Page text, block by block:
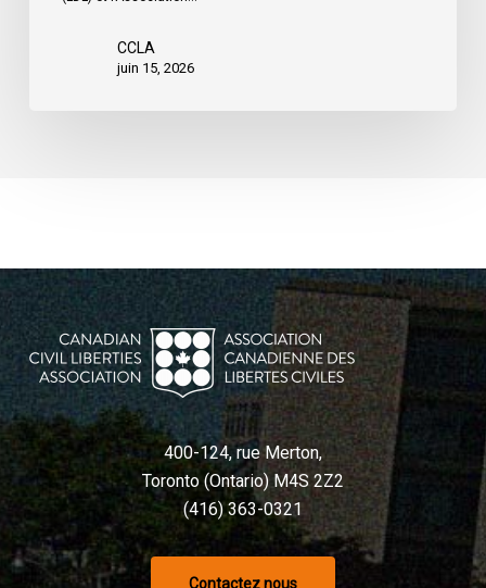
CCLA
juin 15, 2026
400-124, rue Merton,
Toronto (Ontario) M4S 2Z2
(416) 363-0321
Contactez nous